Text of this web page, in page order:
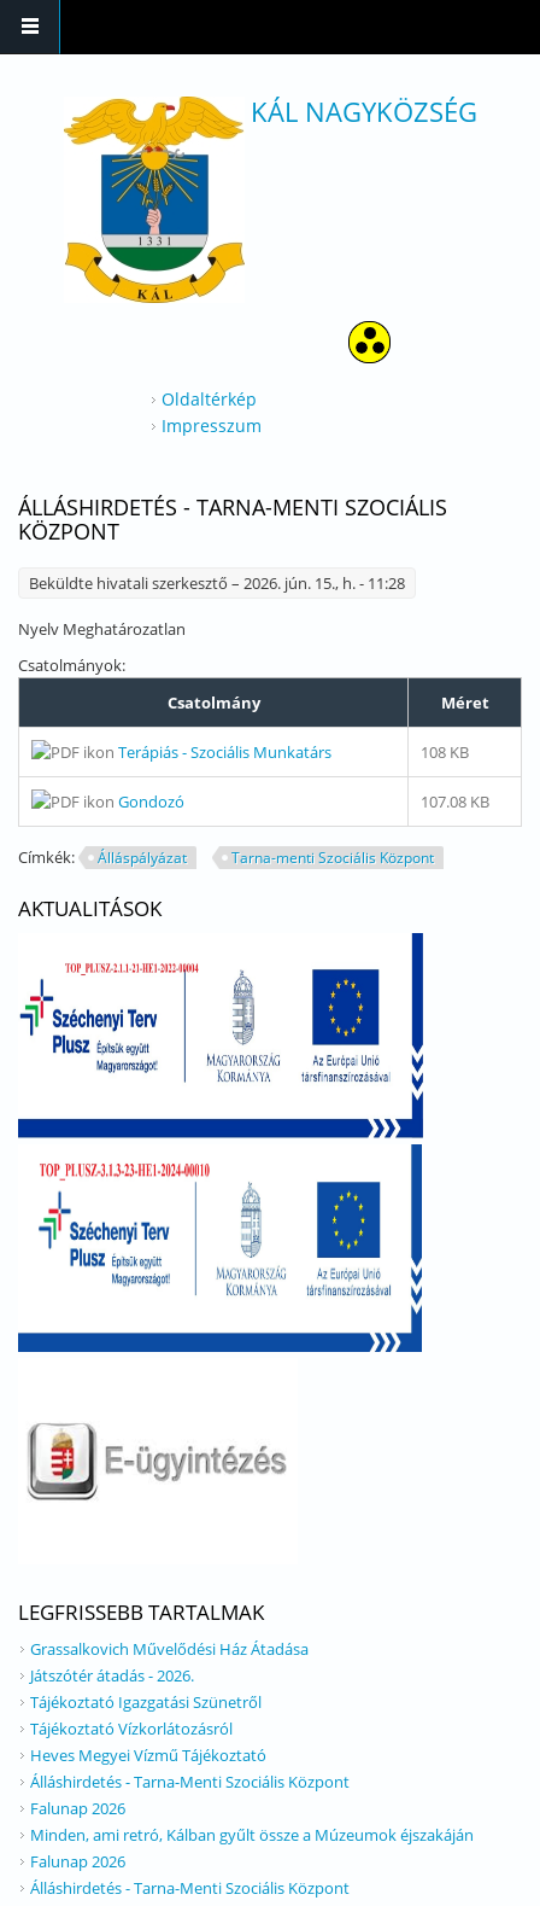
KÁL NAGYKÖZSÉG
Oldaltérkép
Impresszum
ÁLLÁSHIRDETÉS - TARNA-MENTI SZOCIÁLIS
KÖZPONT
Beküldte hivatali szerkesztő – 2026. jún. 15., h. - 11:28
Nyelv Meghatározatlan
Csatolmányok:
Csatolmány
Méret
Terápiás - Szociális Munkatárs 108 KB
Gondozó 107.08 KB
Címkék: Álláspályázat Tarna-menti Szociális Központ
AKTUALITÁSOK
LEGFRISSEBB TARTALMAK
Grassalkovich Művelődési Ház Átadása
Játszótér átadás - 2026.
Tájékoztató Igazgatási Szünetről
Tájékoztató Vízkorlátozásról
Heves Megyei Vízmű Tájékoztató
Álláshirdetés - Tarna-Menti Szociális Központ
Falunap 2026
Minden, ami retró, Kálban gyűlt össze a Múzeumok éjszakáján
Falunap 2026
Álláshirdetés - Tarna-Menti Szociális Központ